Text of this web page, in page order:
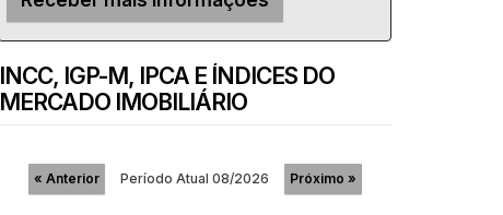
INCC, IGP-M, IPCA E ÍNDICES DO
MERCADO IMOBILIÁRIO
« Anterior Período Atual 08/2026 Próximo »